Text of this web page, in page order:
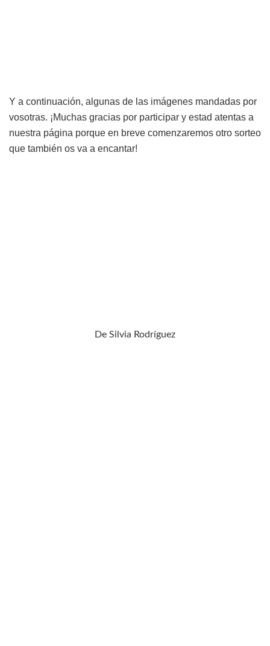
Y a continuación, algunas de las imágenes mandadas por
vosotras. ¡Muchas gracias por participar y estad atentas a
nuestra página porque en breve comenzaremos otro sorteo
que también os va a encantar!
De Silvia Rodríguez